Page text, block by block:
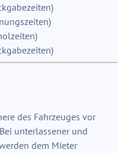
)
)
)
)
des Fahrzeuges vor
unterlassener und
dem Mieter